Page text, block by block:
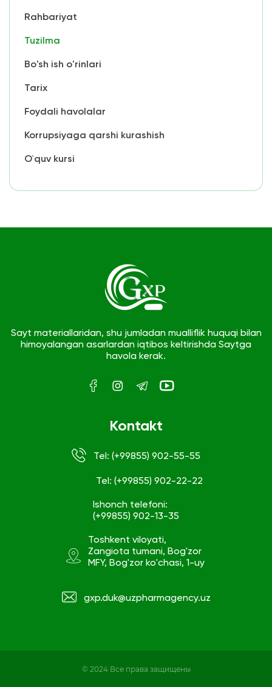
Rahbariyat
Tuzilma
Bo'sh ish o'rinlari
Tarix
Foydali havolalar
Korrupsiyaga qarshi kurashish
O`quv kursi
Sayt materiallaridan, shu jumladan mualliflik huquqi bilan
himoyalangan asarlardan iqtibos keltirishda Saytga
havola kerak.
Kontakt
Tel: (+99855) 902-55-55
Tel: (+99855) 902-22-22
Ishonch telefoni:
(+99855) 902-13-35
Toshkent viloyati,
Zangiota tumani, Bog'zor
MFY, Bog'zor ko'chasi, 1-uy
gxp.duk@uzpharmagency.uz
© 2024 Все права защищены